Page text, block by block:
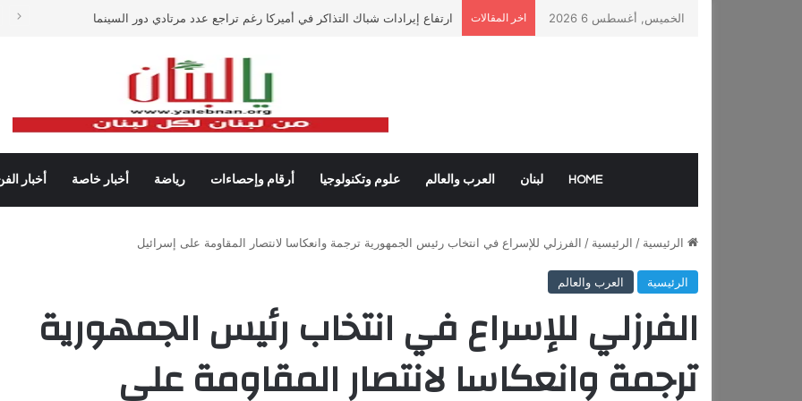
الخميس, أغسطس 6 2026 اخر المقالات ارتفاع إيرادات شباك التذاكر في أميركا رغم تراجع عدد مرتادي دور السينما
HOME لبنان العرب والعالم علوم وتكنولوجيا أرقام وإحصاءات رياضة أخبار خاصة أخبار
الرئيسية / الرئيسية / الفرزلي للإسراع في انتخاب رئيس الجمهورية ترجمة وانعكاسا لانتصار المقاومة على إسرائيل
الرئيسية العرب والعالم
الفرزلي للإسراع في انتخاب رئيس الجمهورية
ترجمة وانعكاسا لانتصار المقاومة على